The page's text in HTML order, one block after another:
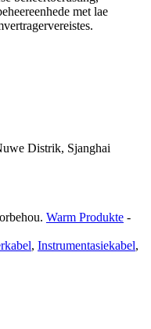
met lae
Distrik, Sjanghai
Warm Produkte -
, Instrumentasiekabel,